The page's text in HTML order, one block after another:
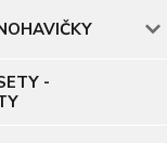
-